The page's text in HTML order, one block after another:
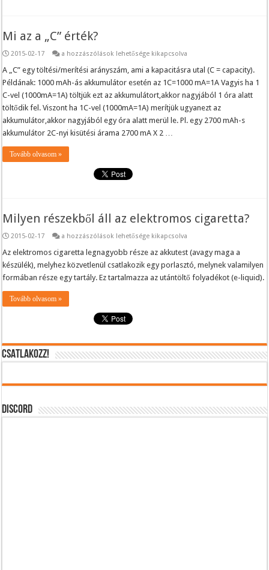
Mi az a „C” érték?
2015-02-17
Mi
a
érték?
bejegyzéshez
a hozzászólások lehetősége kikapcsolva
A „C” egy töltési/merítési arányszám, ami a kapacitásra utal (C = capacity).
Példának: 1000 mAh-ás akkumulátor esetén az 1C=1000 mA=1A Vagyis ha 1
C-vel (1000mA=1A) töltjük ezt az akkumulátort,akkor nagyjából 1 óra alatt
töltődik fel. Viszont ha 1C-vel (1000mA=1A) merítjük ugyanezt az
akkumulátor,akkor nagyjából egy óra alatt merül le. Pl. egy 2700 mAh-s
akkumulátor 2C-nyi kisütési árama 2700 mA X 2 …
Tovább olvasom »
Milyen részekből áll az elektromos cigaretta?
2015-02-17
Milyen
áll
az
elektromos
cigaretta?
bejegyzéshez
a hozzászólások lehetősége kikapcsolva
Az elektromos cigaretta legnagyobb része az akkutest (avagy maga a
készülék), melyhez közvetlenül csatlakozik egy porlasztó, melynek valamilyen
formában része egy tartály. Ez tartalmazza az utántöltő folyadékot (e-liquid).
Tovább olvasom »
CSATLAKOZZ!
DISCORD